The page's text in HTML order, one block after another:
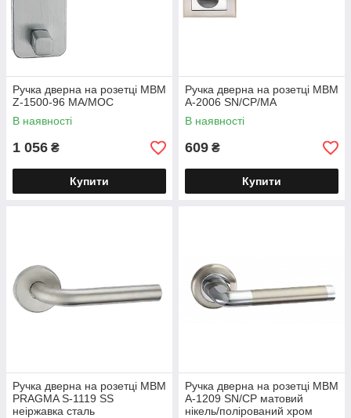
Ручка дверна на розетці МВМ
Z-1500-96 MA/MOC
В наявності
1 056 ₴
Купити
Ручка дверна на розетці МВМ
A-2006 SN/CP/MA
В наявності
609 ₴
Купити
Ручка дверна на розетці МВМ
PRAGMA S-1119 SS
неіржавка сталь
Ручка дверна на розетці МВМ
A-1209 SN/CP матовий
нікель/полірований хром